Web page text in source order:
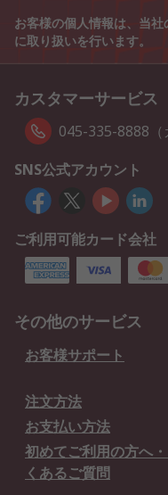
お客様の個人情報は、当社
に取り扱いを行います。
カスタマーサービス
045-335-8888（
SNS公式アカウント
ご利用可能カード会社
その他のサービス
お客様サポート
注文方法
お支払い方法
初めてご利用の方へ
くあるご質問